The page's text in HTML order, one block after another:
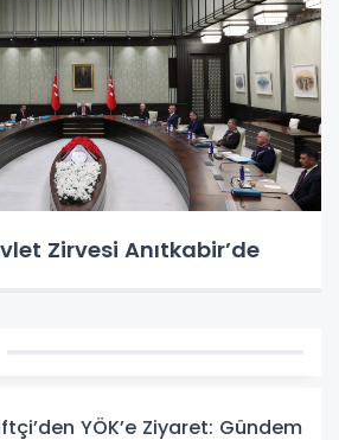
Zirvesi Anıtkabir’de
YÖK’e Ziyaret: Gündem